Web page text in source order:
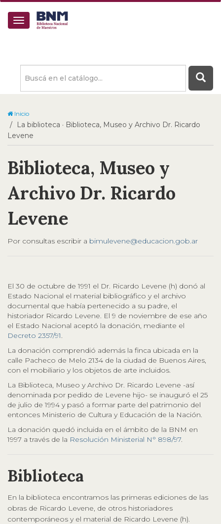
Buscá
Inicio
La biblioteca · Biblioteca, Museo y Archivo Dr. Ricardo
Levene
Biblioteca, Museo y
Archivo Dr. Ricardo
Levene
Por consultas escribir a bimulevene@educacion.gob.ar
El 30 de octubre de 1991 el Dr. Ricardo Levene (h) donó al
Estado Nacional el material bibliográfico y el archivo
documental que había pertenecido a su padre, el
historiador Ricardo Levene. El 9 de noviembre de ese año
el Estado Nacional aceptó la donación, mediante el
Decreto 2357/91.
La donación comprendió además la finca ubicada en la
calle Pacheco de Melo 2134 de la ciudad de Buenos Aires,
con el mobiliario y los objetos de arte incluidos.
La Biblioteca, Museo y Archivo Dr. Ricardo Levene -así
denominada por pedido de Levene hijo- se inauguró el 25
de julio de 1994 y pasó a formar parte del patrimonio del
entonces Ministerio de Cultura y Educación de la Nación.
La donación quedó incluida en el ámbito de la BNM en
1997 a través de la Resolución Ministerial N° 898/97.
Biblioteca
En la biblioteca encontramos las primeras ediciones de las
obras de Ricardo Levene, de otros historiadores
contemporáneos y el material de Ricardo Levene (h).